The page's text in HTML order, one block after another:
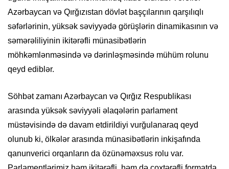
Azərbaycan və Qırğızıstan dövlət başçılarının qarşılıqlı
səfərlərinin, yüksək səviyyədə görüşlərin dinamikasının və
səmərəliliyinin ikitərəfli münasibətlərin
möhkəmlənməsində və dərinləşməsində mühüm rolunu
qeyd ediblər.
Söhbət zamanı Azərbaycan və Qırğız Respublikası
arasında yüksək səviyyəli əlaqələrin parlament
müstəvisində də davam etdirildiyi vurğulanaraq qeyd
olunub ki, ölkələr arasında münasibətlərin inkişafında
qanunverici orqanların da özünəməxsus rolu var.